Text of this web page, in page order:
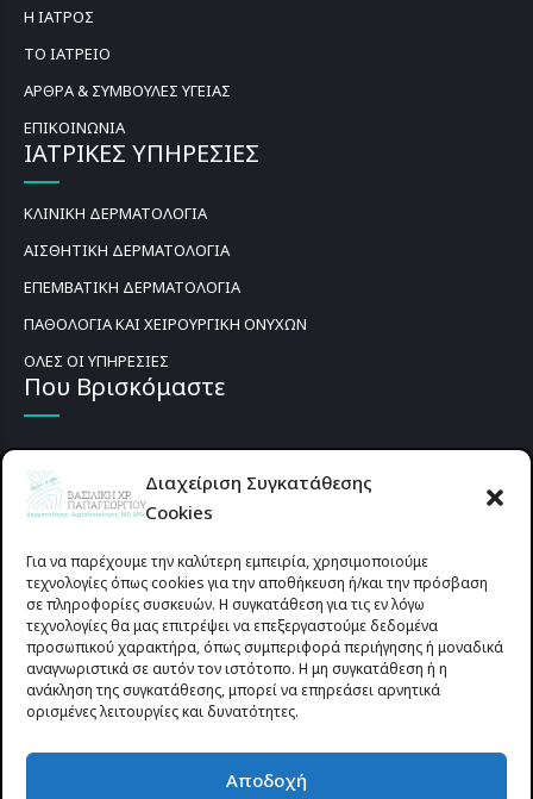
Διαχείριση Συγκατάθεσης
Cookies
Για να παρέχουμε την καλύτερη εμπειρία, χρησιμοποιούμε
τεχνολογίες όπως cookies για την αποθήκευση ή/και την πρόσβαση
σε πληροφορίες συσκευών. Η συγκατάθεση για τις εν λόγω
τεχνολογίες θα μας επιτρέψει να επεξεργαστούμε δεδομένα
προσωπικού χαρακτήρα, όπως συμπεριφορά περιήγησης ή μοναδικά
αναγνωριστικά σε αυτόν τον ιστότοπο. Η μη συγκατάθεση ή η
ανάκληση της συγκατάθεσης, μπορεί να επηρεάσει αρνητικά
ορισμένες λειτουργίες και δυνατότητες.
Αποδοχή
Η ΙΑΤΡΟΣ
ΤΟ ΙΑΤΡΕΙΟ
ΑΡΘΡΑ & ΣΥΜΒΟΥΛΕΣ ΥΓΕΙΑΣ
ΕΠΙΚΟΙΝΩΝΙΑ
ΙΑΤΡΙΚΕΣ ΥΠΗΡΕΣΙΕΣ
ΚΛΙΝΙΚΗ ΔΕΡΜΑΤΟΛΟΓΙΑ
ΑΙΣΘΗΤΙΚΗ ΔΕΡΜΑΤΟΛΟΓΙΑ
ΕΠΕΜΒΑΤΙΚΗ ΔΕΡΜΑΤΟΛΟΓΙΑ
ΠΑΘΟΛΟΓΙΑ ΚΑΙ ΧΕΙΡΟΥΡΓΙΚΗ ΟΝΥΧΩΝ
ΟΛΕΣ ΟΙ ΥΠΗΡΕΣΙΕΣ
Που Βρισκόμαστε
Προυσιωτίσσης 27 & Δ.Σταϊκου , Αγρίνιο 30133 (έναντι γηπέδου